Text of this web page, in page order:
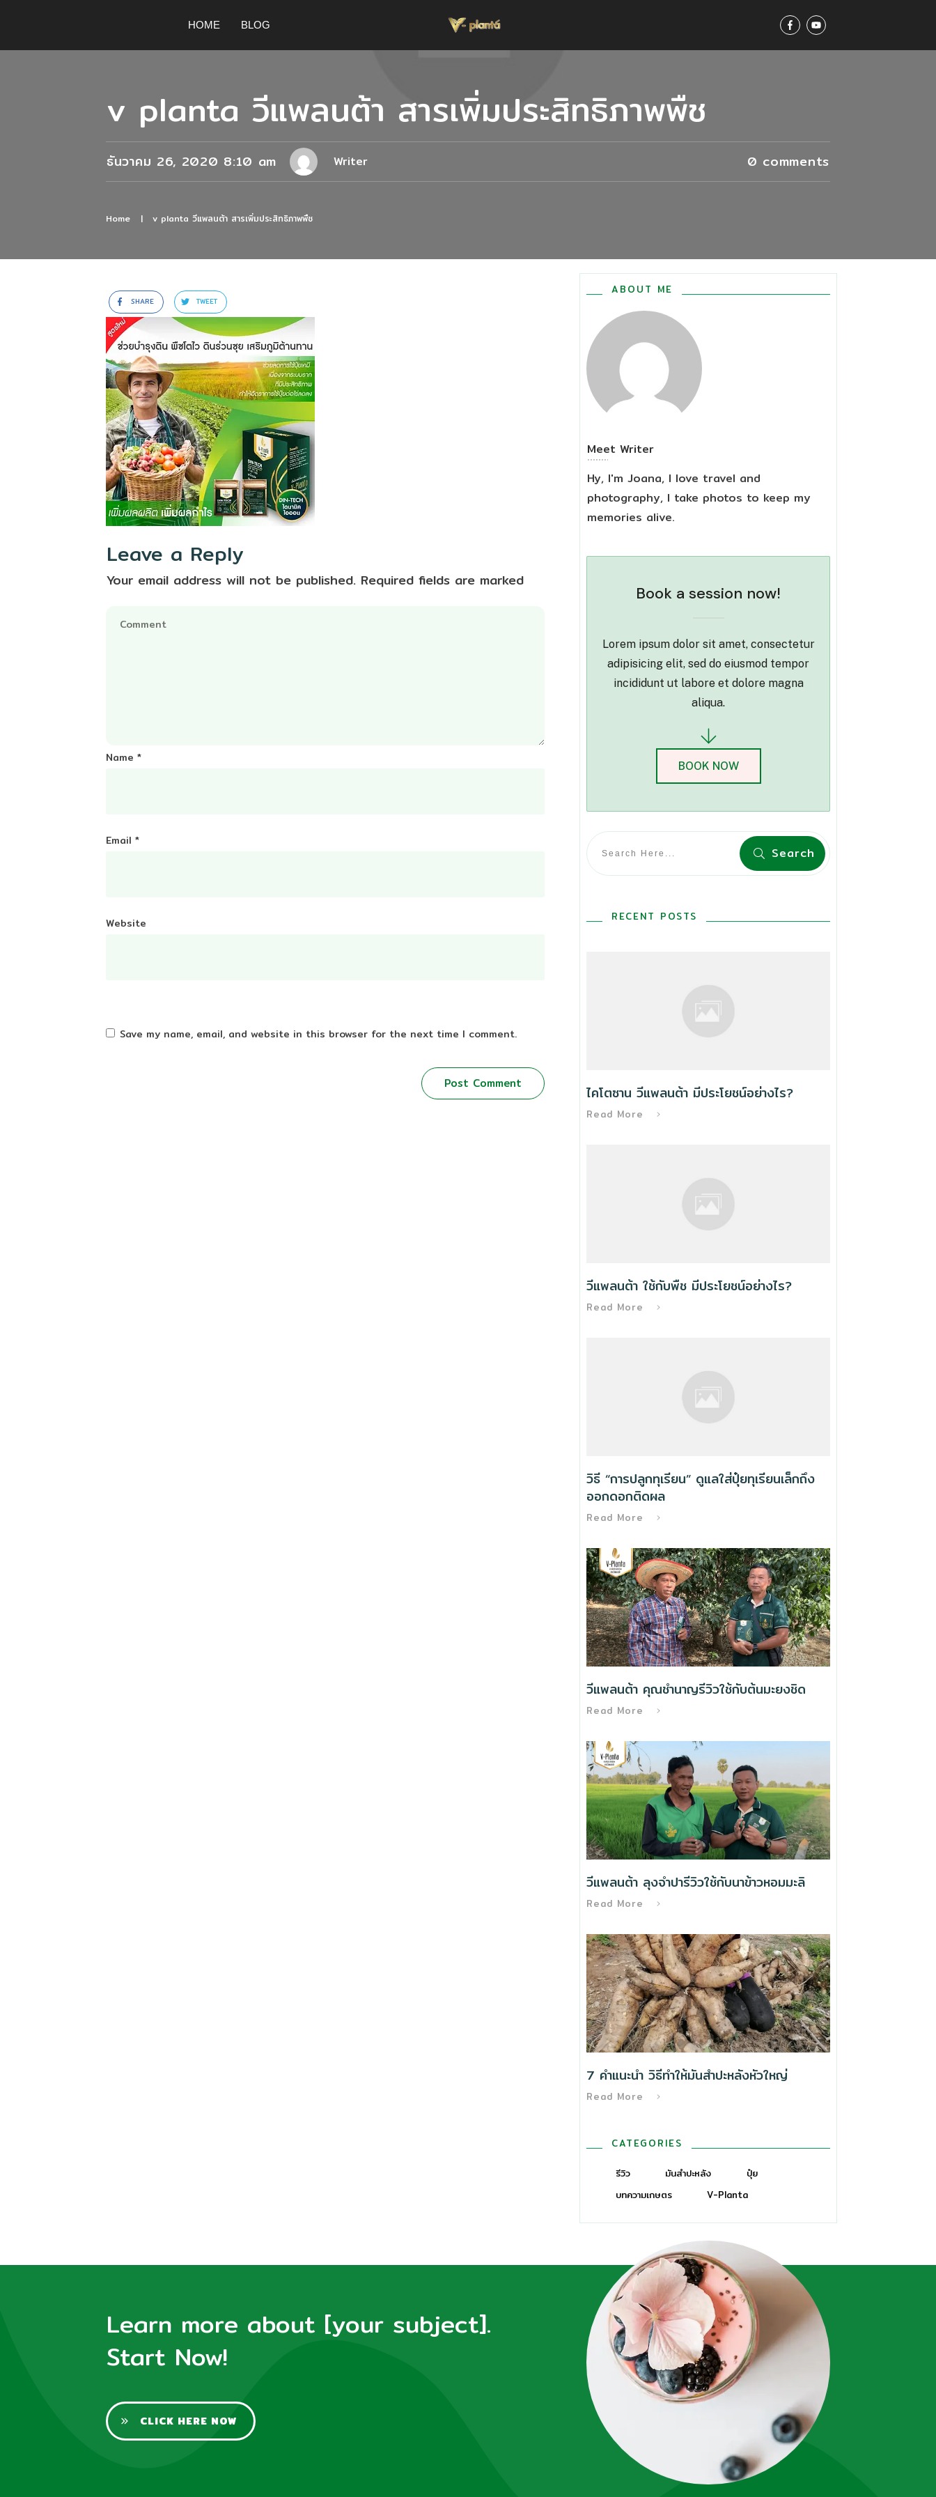
HOME BLOG
v planta วีแพลนต้า สารเพิ่มประสิทธิภาพพืช
ธันวาคม 26, 2020 8:10 am Writer 0 comments
Home | v planta วีแพลนต้า สารเพิ่มประสิทธิภาพพืช
SHARE TWEET
Leave a Reply
Your email address will not be published. Required fields are marked
Name *
Email *
Website
Save my name, email, and website in this browser for the next time I comment.
Post Comment
ABOUT ME
Meet Writer
Hy, I'm Joana, I love travel and
photography, I take photos to keep my
memories alive.
Book a session now!
Lorem ipsum dolor sit amet, consectetur
adipisicing elit, sed do eiusmod tempor
incididunt ut labore et dolore magna
aliqua.
BOOK NOW
Search
RECENT POSTS
ไคโตซาน วีแพลนต้า มีประโยชน์อย่างไร?
Read More
วีแพลนต้า ใช้กับพืช มีประโยชน์อย่างไร?
Read More
วิธี “การปลูกทุเรียน” ดูแลใส่ปุ๋ยทุเรียนเล็กถึง
ออกดอกติดผล
Read More
วีแพลนต้า คุณชำนาญรีวิวใช้กับต้นมะยงชิด
Read More
วีแพลนต้า ลุงจำปารีวิวใช้กับนาข้าวหอมมะลิ
Read More
7 คำแนะนำ วิธีทําให้มันสำปะหลังหัวใหญ่
Read More
CATEGORIES
รีวิว มันสำปะหลัง
ปุ๋ย
บทความเกษตร
V-Planta
Learn more about [your subject].
Start Now!
CLICK HERE NOW